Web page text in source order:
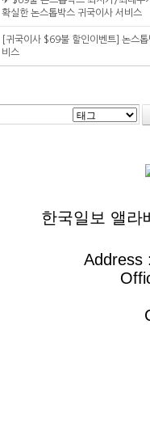
확실한 논스톱박스 귀국이사 서비스
[귀국이사 $69불 할인이벤트] 논스
비스
한국일보 앨라
Address